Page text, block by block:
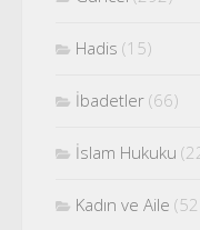
Hadis (15)
İbadetler (66)
İslam Hukuku
Kadın ve Aile